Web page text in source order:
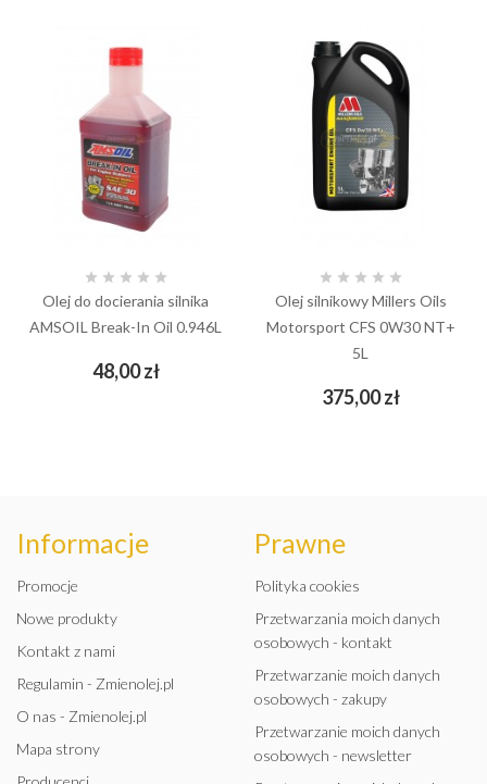
    
Olej do docierania silnika
AMSOIL Break-In Oil 0.946L
48,00 złCena
    
Olej silnikowy Millers Oils
Motorsport CFS 0W30 NT+
5L
375,00 złCena
Informacje
Promocje
Nowe produkty
Kontakt z nami
Regulamin - Zmienolej.pl
O nas - Zmienolej.pl
Mapa strony
Prawne
Polityka cookies
Przetwarzania moich danych
osobowych - kontakt
Przetwarzanie moich danych
osobowych - zakupy
Przetwarzanie moich danych
osobowych - newsletter